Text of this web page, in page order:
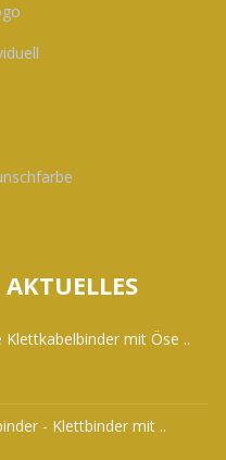
mit Öse ..
- Klettbinder mit ..